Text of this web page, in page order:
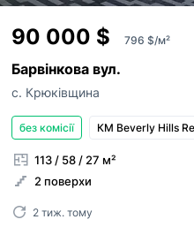
90 000 $ 796 $/м²
Барвінкова вул.
с. Крюківщина
без комісії КМ Beverly Hills
113 / 58 / 27 м²
2 поверхи
2 тиж. тому